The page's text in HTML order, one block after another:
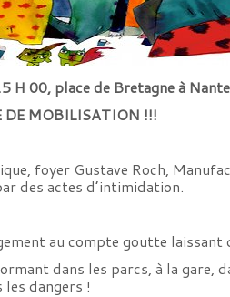
H 00, place de Bretagne à
DE MOBILISATION !!!
foyer Gustave Roch,
des actes d’intimidation.
au compte goutte laissant
dans les parcs, à la gare,
dangers !